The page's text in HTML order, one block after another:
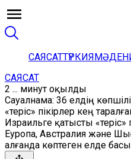
САЯСАТТҮРКИЯ
САЯСАТ
2 ... минут оқылды
Сауалнама: 36 елдің
«теріс» пікірлер кең
Израильге қатысты
Еуропа, Австралия және
алғанда көптеген елде